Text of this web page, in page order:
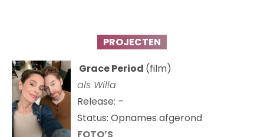
PROJECTEN
Grace Period (film)
als Willa
Release: –
Status: Opnames afgerond